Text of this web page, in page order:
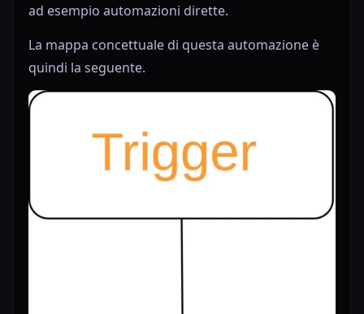
ad esempio automazioni dirette.
La mappa concettuale di questa automazione è
quindi la seguente.